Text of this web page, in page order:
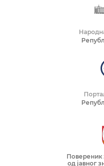
Повереник
од јавног